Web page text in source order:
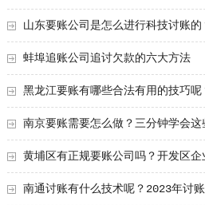
术大总结！
山东要账公司是怎么进行科技讨账的
蚌埠追账公司追讨欠款的六大方法
黑龙江要账有哪些合法有用的技巧呢
南京要账需要怎么做？三分钟学会这
问题
黄埔区有正规要账公司吗？开发区企
法讨债的四步走
南通讨账有什么技术呢？2023年讨